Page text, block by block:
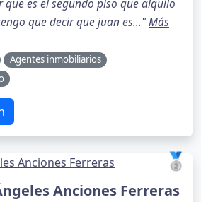
que es el segundo piso que alquilo
que decir que juan es..."Más
Agentes inmobiliarios
🥈
Anciones Ferreras